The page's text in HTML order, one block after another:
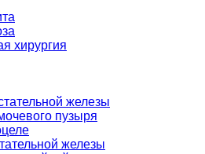
хирургия
железы
пузыря
железы